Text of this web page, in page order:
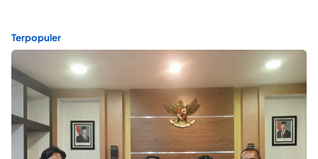
Terpopuler